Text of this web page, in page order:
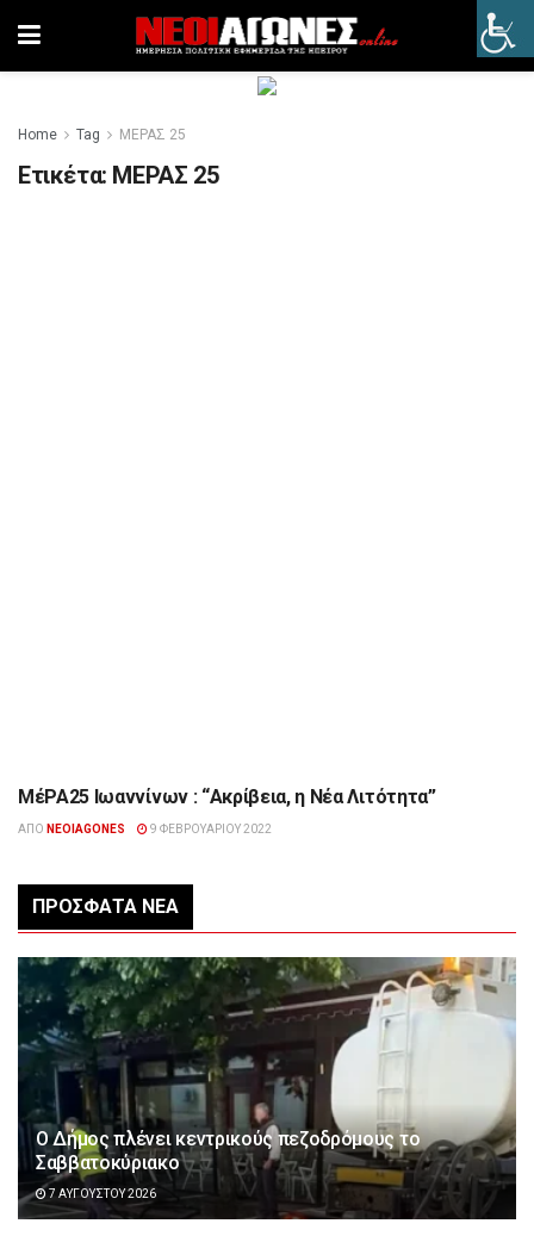
Home Tag ΜΕΡΑΣ 25
Ετικέτα: ΜΕΡΑΣ 25
ΕΠΙΚΑΙΡΌΤΗΤΑ
ΜέΡΑ25 Ιωαννίνων : “Ακρίβεια, η Νέα Λιτότητα”
ΑΠΌ NEOIAGONES 9 ΦΕΒΡΟΥΑΡΊΟΥ 2022
ΠΡΌΣΦΑΤΑ ΝΈΑ
Ο Δήμος πλένει κεντρικούς πεζοδρόμους το
Σαββατοκύριακο
7 ΑΥΓΟΎΣΤΟΥ 2026